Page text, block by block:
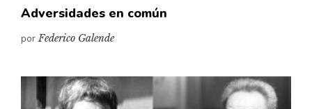
Adversidades en común
porFederico Galende